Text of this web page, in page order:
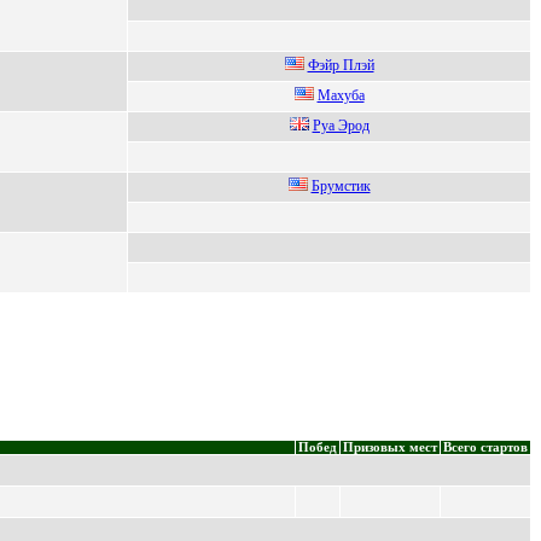
Фэйp Плэй
Mаxуба
Руа Эpoд
Брумcтик
Побед Призовых мест Всего стартов